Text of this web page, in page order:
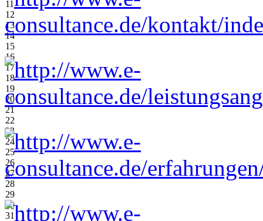
11
12
13
14
15
16
17
18
19
20
21
22
23
24
25
26
27
28
29
30
31